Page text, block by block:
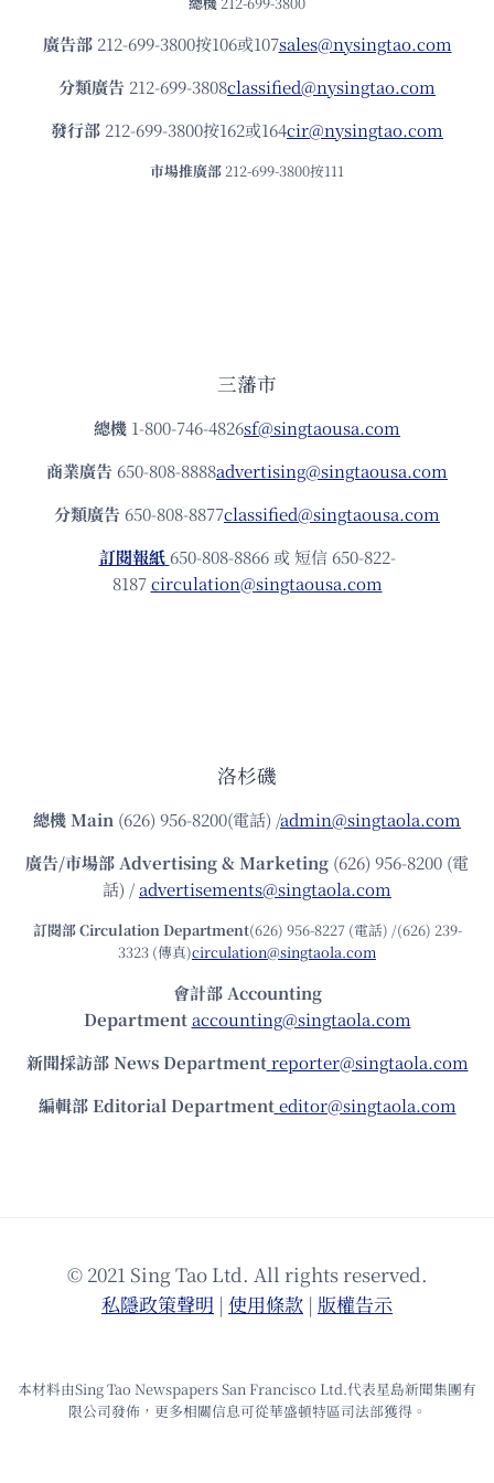
廣告部212-699-3800按106或107sales@nysingtao.com
分類廣告 212-699-3808classified@nysingtao.com
發⾏部 212-699-3800按162或164cir@nysingtao.com
市場推廣部 212-699-3800按111
三藩市
總機 1-800-746-4826sf@singtaousa.com
商業廣告 650-808-8888advertising@singtaousa.com
分類廣告 650-808-8877classified@singtaousa.com
訂閱報紙 650-808-8866 或 短信 650-822-
8187circulation@singtaousa.com
洛杉磯
總機Main (626) 956-8200(電話) /admin@singtaola.com
廣告/市場部Advertising & Marketing (626) 956-8200 (電
話) /advertisements@singtaola.com
訂閱部 Circulation Department(626) 956-8227 (電話) /(626) 239-
3323 (傳真)circulation@singtaola.com
會計部 Accounting
Department accounting@singtaola.com
新聞採訪部 News Department reporter@singtaola.com
編輯部 Editorial Department editor@singtaola.com
© 2021 Sing Tao Ltd. All rights reserved.
私隱政策聲明 | 使⽤條款 | 版權告⽰
本材料由Sing Tao Newspapers San Francisco Ltd.代表星島新聞集團有
限公司發佈，更多相關信息可從華盛頓特區司法部獲得。